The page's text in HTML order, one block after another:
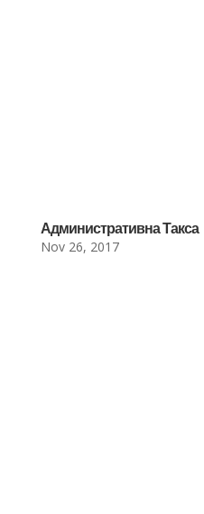
Административна Такса
Nov 26, 2017